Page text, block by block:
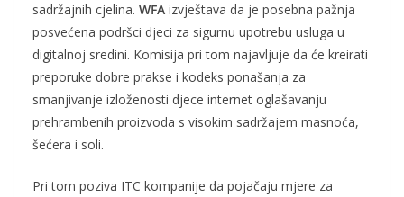
sadržajnih cjelina. WFA izvještava da je posebna pažnja
posvećena podršci djeci za sigurnu upotrebu usluga u
digitalnoj sredini. Komisija pri tom najavljuje da će kreirati
preporuke dobre prakse i kodeks ponašanja za
smanjivanje izloženosti djece internet oglašavanju
prehrambenih proizvoda s visokim sadržajem masnoća,
šećera i soli.
Pri tom poziva ITC kompanije da pojačaju mjere za